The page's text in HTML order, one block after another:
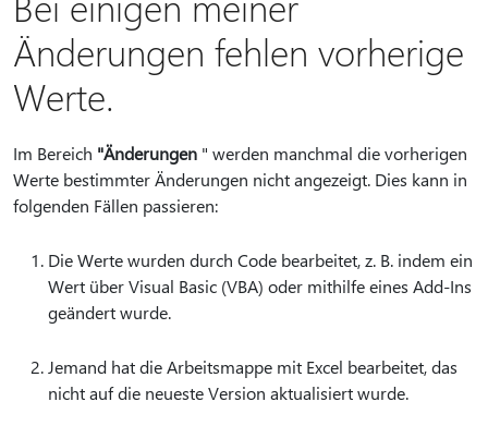
Änderungen fehlen vorherige
Werte.
Im Bereich "Änderungen " werden manchmal die vorherigen
Werte bestimmter Änderungen nicht angezeigt. Dies kann in
folgenden Fällen passieren:
Die Werte wurden durch Code bearbeitet, z. B. indem ein
Wert über Visual Basic (VBA) oder mithilfe eines Add-Ins
geändert wurde.
Jemand hat die Arbeitsmappe mit Excel bearbeitet, das
nicht auf die neueste Version aktualisiert wurde.